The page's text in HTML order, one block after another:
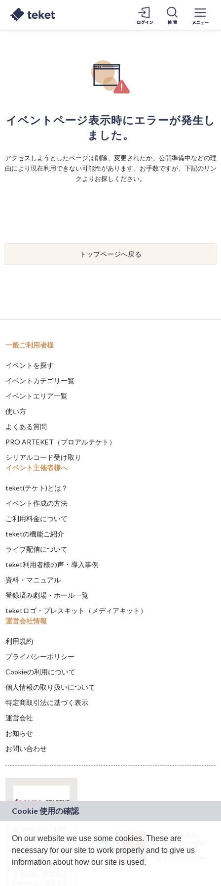
イベントページ表示時にエラーが発生し
ました。
アクセスしようとしたページは削除、変更されたか、公開準備中などの理
由により現在利用できない可能性があります。お手数ですが、下記のリン
クよりお探しください。
トップページへ戻る
一般ご利用者様
イベントを探す
イベントカテゴリ一覧
イベントエリア一覧
使い方
よくある質問
PRO ARTEKET（プロアルテケト）
シリアルコード受け取り
イベント主催者様へ
teket(テケト)とは？
イベント作成の方法
ご利用料金について
teketの機能ご紹介
ライブ配信について
teket利用者様の声・導入事例
資料・マニュアル
登録済み劇場・ホール一覧
teketロゴ・プレスキット（メディアキット）
運営会社情報
利用規約
プライバシーポリシー
Cookieの利用について
個人情報の取り扱いについて
特定商取引法に基づく表示
運営会社
お知らせ
お問い合わせ
ドコモグループの新
規事業創出プログラ
ム「docomo
STARTUP」を通じて
JASRAC許諾番号：
9024936001Y45037
JASRAC許諾番号：
On our website we use some cookies. These are
necessary for our site to work properly and to give us
information about how our site is used.